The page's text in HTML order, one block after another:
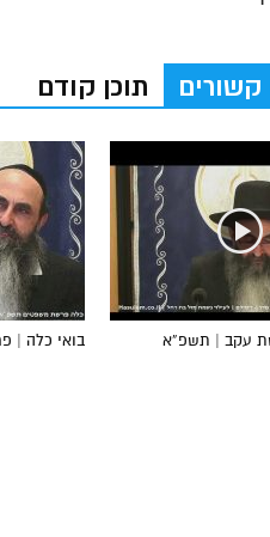
תוכן קודם
בואי כלה | עקב | תשפ”א